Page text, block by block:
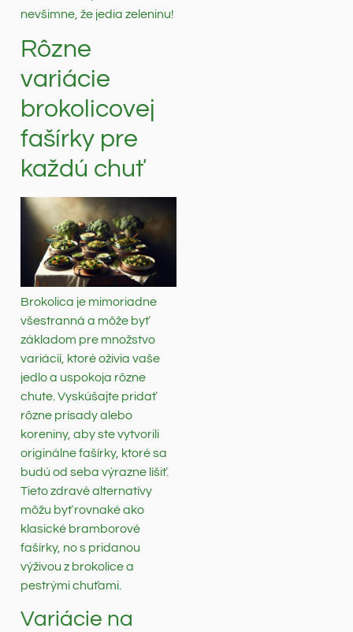
nevšimne, že jedia zeleninu!
Rôzne
variácie
brokolicovej
fašírky pre
každú chuť
Brokolica je mimoriadne
všestranná a môže byť
základom pre množstvo
variácií, ktoré oživia vaše
jedlo a uspokoja rôzne
chute. Vyskúšajte pridať
rôzne prísady alebo
koreniny, aby ste vytvorili
originálne fašírky, ktoré sa
budú od seba výrazne líšiť.
Tieto zdravé alternatívy
môžu byť rovnaké ako
klasické bramborové
fašírky, no s pridanou
výživou z brokolice a
pestrými chuťami.
Variácie na